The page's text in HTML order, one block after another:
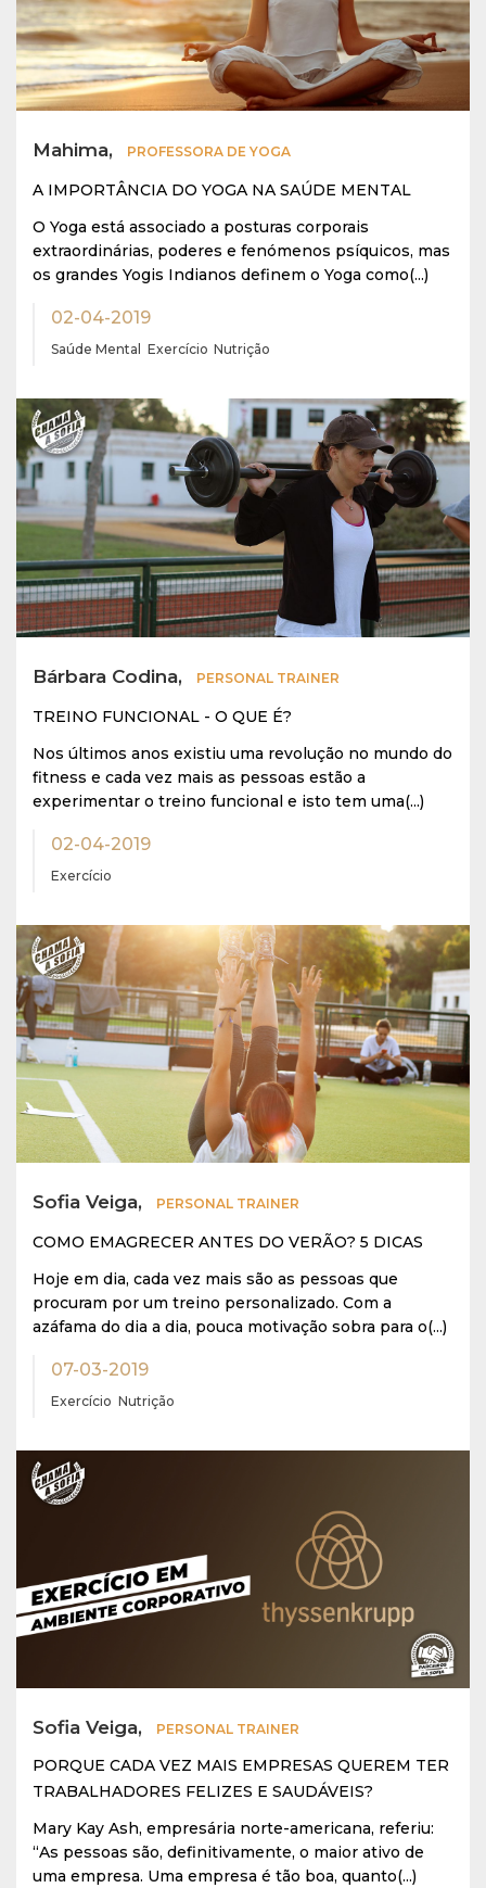
Mahima, PROFESSORA DE YOGA
A IMPORTÂNCIA DO YOGA NA SAÚDE MENTAL
O Yoga está associado a posturas corporais
extraordinárias, poderes e fenómenos psíquicos, mas
os grandes Yogis Indianos definem o Yoga como(...)
02-04-2019
Saúde Mental Exercício Nutrição
Bárbara Codina, PERSONAL TRAINER
TREINO FUNCIONAL - O QUE É?
Nos últimos anos existiu uma revolução no mundo do
fitness e cada vez mais as pessoas estão a
experimentar o treino funcional e isto tem uma(...)
02-04-2019
Exercício
Sofia Veiga, PERSONAL TRAINER
COMO EMAGRECER ANTES DO VERÃO? 5 DICAS
Hoje em dia, cada vez mais são as pessoas que
procuram por um treino personalizado. Com a
azáfama do dia a dia, pouca motivação sobra para o(...)
07-03-2019
Exercício Nutrição
Sofia Veiga, PERSONAL TRAINER
PORQUE CADA VEZ MAIS EMPRESAS QUEREM TER
TRABALHADORES FELIZES E SAUDÁVEIS?
Mary Kay Ash, empresária norte-americana, referiu:
“As pessoas são, definitivamente, o maior ativo de
uma empresa. Uma empresa é tão boa, quanto(...)